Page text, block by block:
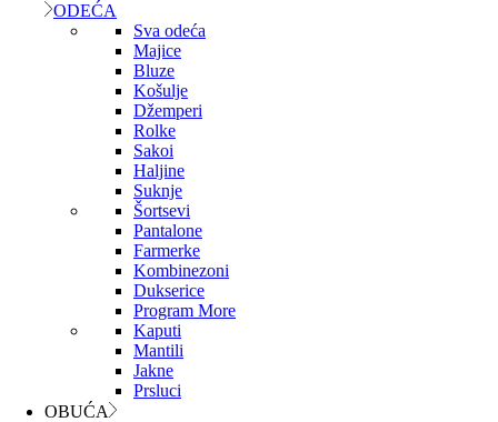
ODEĆA
Sva odeća
Majice
Bluze
Košulje
Džemperi
Rolke
Sakoi
Haljine
Suknje
Šortsevi
Pantalone
Farmerke
Kombinezoni
Dukserice
Program More
Kaputi
Mantili
Jakne
Prsluci
OBUĆA